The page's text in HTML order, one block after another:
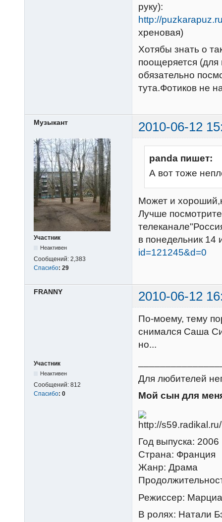
руку):
http://
хреновая)
Хотябы знать о
поощеряется (для
обязательно
тута.Фотиков не
Музыкант 2010-06-12
Участник
Неактивен
Сообщений: 2,383
Спасибо: 29
panda пишет:
А вот тоже
Может и
Лучше
в понедельник
id=121245&d=0
FRANNY 2010-06-12
Участник
Неактивен
Сообщений: 812
Спасибо: 0
По-моему, тему
снимался Саша
но...
Для любителей
Мой сын для
Год выпуска: 2006
Страна: Франция
Жанр: Драма
Режиссер:
В ролях: Натали